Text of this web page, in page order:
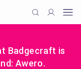
Badgecraft is
Awero.